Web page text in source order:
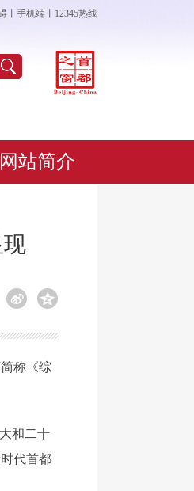
手机端 12345热线
网站简介
称《综
和二十
代首都